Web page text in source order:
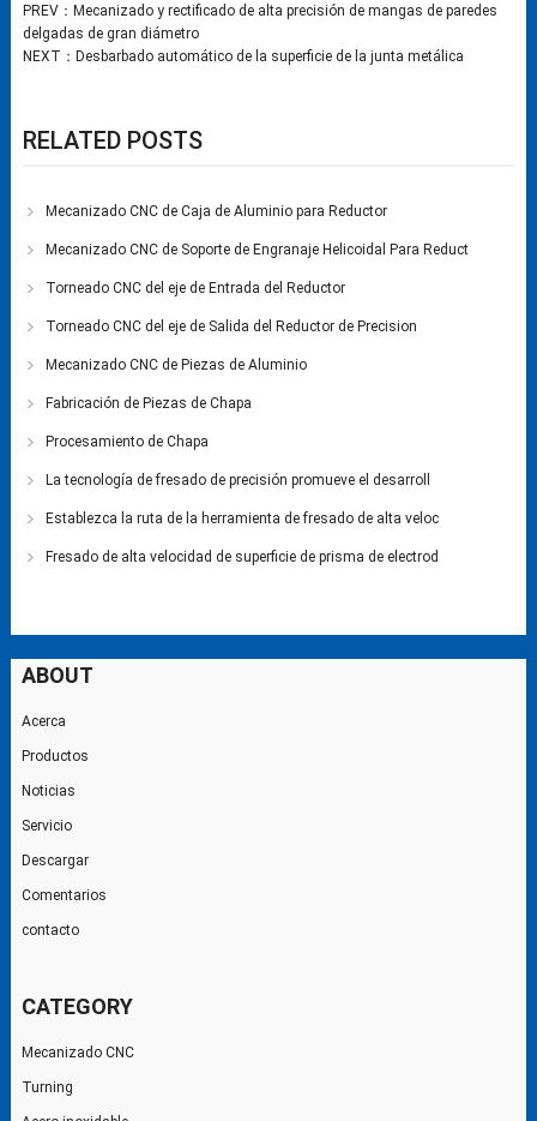
PREV： Mecanizado y rectificado de alta precisión de mangas de paredes
delgadas de gran diámetro
NEXT： Desbarbado automático de la superficie de la junta metálica
RELATED POSTS
Mecanizado CNC de Caja de Aluminio para Reductor
Mecanizado CNC de Soporte de Engranaje Helicoidal Para Reduct
Torneado CNC del eje de Entrada del Reductor
Torneado CNC del eje de Salida del Reductor de Precision
Mecanizado CNC de Piezas de Aluminio
Fabricación de Piezas de Chapa
Procesamiento de Chapa
La tecnología de fresado de precisión promueve el desarroll
Establezca la ruta de la herramienta de fresado de alta veloc
Fresado de alta velocidad de superficie de prisma de electrod
ABOUT
Acerca
Productos
Noticias
Servicio
Descargar
Comentarios
contacto
CATEGORY
Mecanizado CNC
Turning